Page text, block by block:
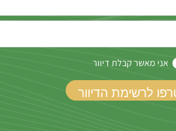
אני מאשר קבלת דיוור